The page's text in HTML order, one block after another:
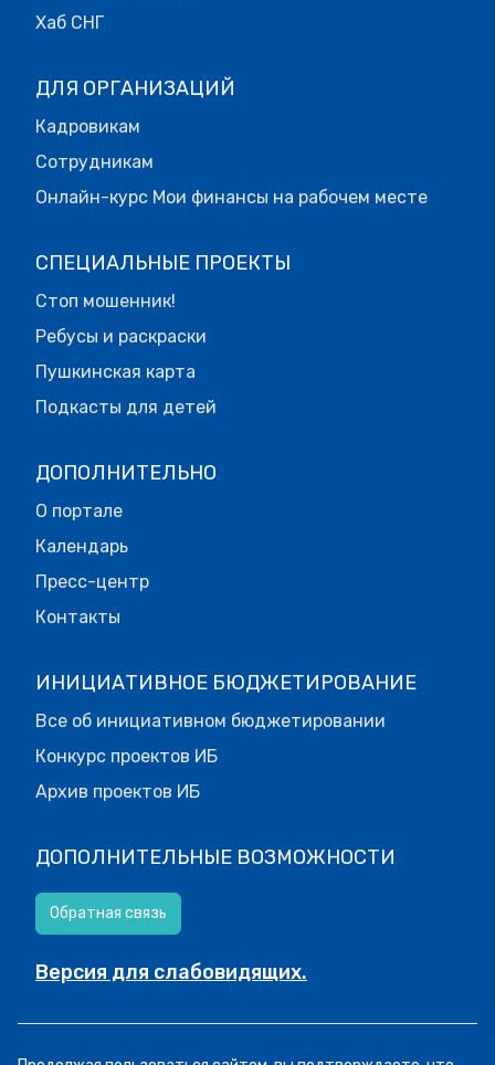
Хаб СНГ
ДЛЯ ОРГАНИЗАЦИЙ
Кадровикам
Сотрудникам
Онлайн-курс Мои финансы на рабочем месте
СПЕЦИАЛЬНЫЕ ПРОЕКТЫ
Стоп мошенник!
Ребусы и раскраски
Пушкинская карта
Подкасты для детей
ДОПОЛНИТЕЛЬНО
О портале
Календарь
Пресс-центр
Контакты
ИНИЦИАТИВНОЕ БЮДЖЕТИРОВАНИЕ
Все об инициативном бюджетировании
Конкурс проектов ИБ
Архив проектов ИБ
ДОПОЛНИТЕЛЬНЫЕ ВОЗМОЖНОСТИ
Обратная связь
Версия для слабовидящих.